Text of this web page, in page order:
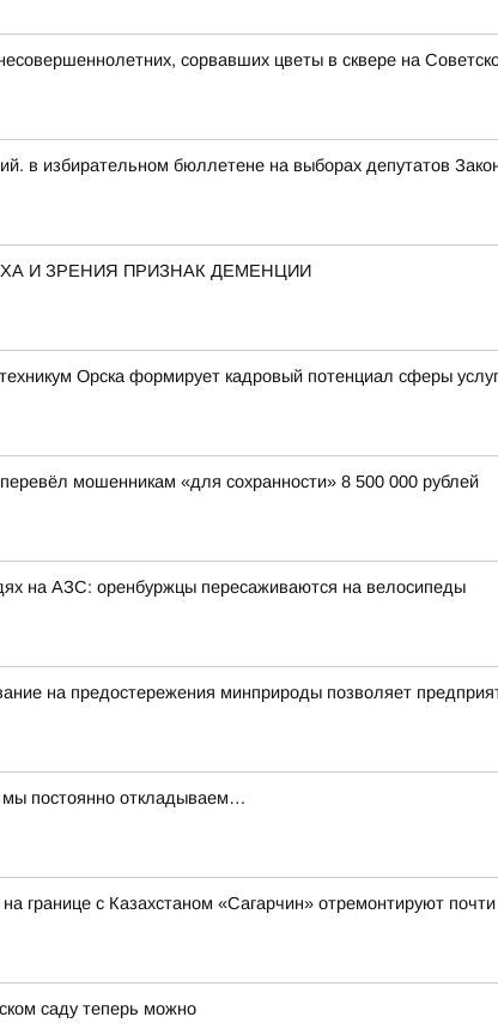
сорвавших цветы в сквере на
в избирательном бюллетене на выборах депутатов
И ЗРЕНИЯ ПРИЗНАК ДЕМЕНЦИИ
Орска формирует кадровый потенциал сферы услуг
мошенникам «для сохранности» 8 500 000 рублей
на АЗС: оренбуржцы пересаживаются на велосипеды
на предостережения минприроды позволяет
мы постоянно откладываем…
на границе с Казахстаном «Сагарчин» отремонтируют
саду теперь можно